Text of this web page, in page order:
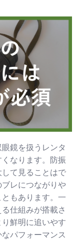
鏡を扱うレンタ
なります。防振
て見ることはで
レにつながりや
もあります。一
仕組みが搭載さ
鮮明に追いやす
パフォーマンス